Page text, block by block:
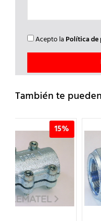
Acepto la Política
También te